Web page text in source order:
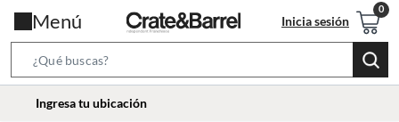
Menú Inicia sesión
Bar
location-
Ingresa tu ubicación